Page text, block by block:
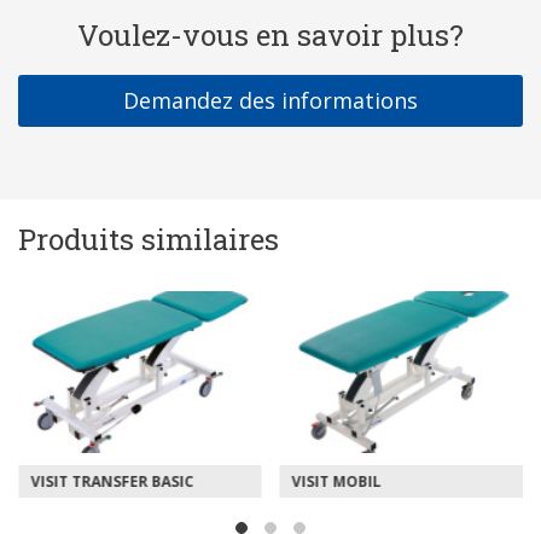
Voulez-vous en savoir plus?
Demandez des informations
Produits similaires
VISIT TRANSFER BASIC VISIT MOBIL